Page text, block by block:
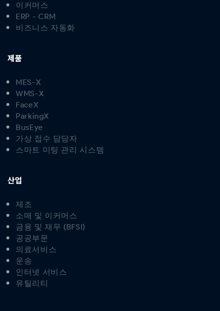
이커머스
ERP - CRM
비즈니스 자동화
제품
MES-X
WMS-X
FaceX
ParkingX
BusEye
가상 접수 담당자
스마트 미팅 관리 시스템
산업
제조
소매 및 이커머스
금융 및 재무 (BFSI)
공공부문
의료서비스
운송
인터넷 서비스
유틸리티